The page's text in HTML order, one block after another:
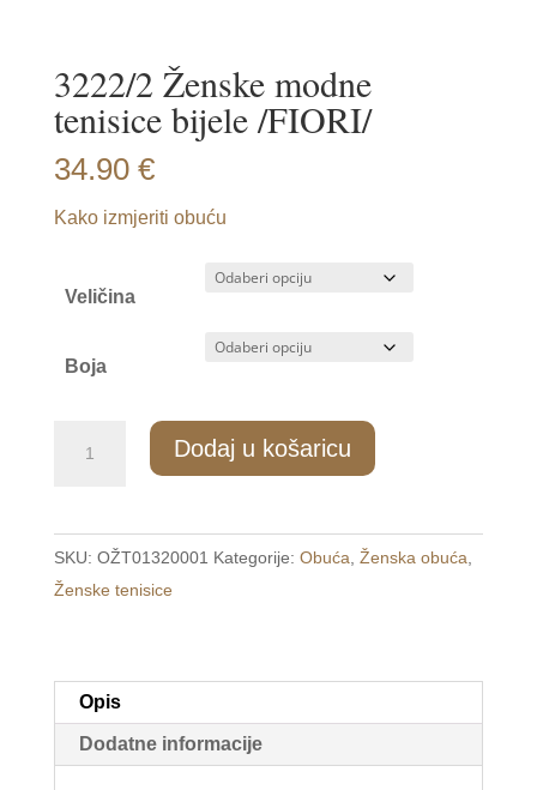
3222/2 Ženske modne
tenisice bijele /FIORI/
34.90 €
Kako izmjeriti obuću
Veličina
Boja
tenisice
bijele
/FIORI/
Dodaj u košaricu
SKU: OŽT01320001 Kategorije: Obuća Ženska obuća
Ženske tenisice
Opis
Dodatne informacije